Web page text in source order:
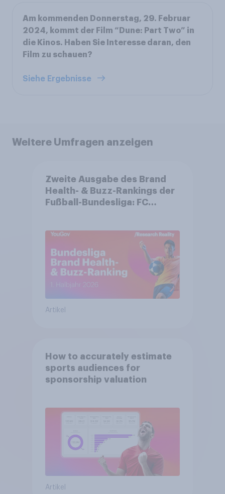
Am kommenden Donnerstag, 29. Februar
2024, kommt der Film “Dune: Part Two” in
die Kinos. Haben Sie Interesse daran, den
Film zu schauen?
Siehe Ergebnisse
Weitere Umfragen anzeigen
Zweite Ausgabe des Brand
Health- & Buzz-Rankings der
Fußball-Bundesliga: FC
Artikel
How to accurately estimate
sports audiences for
sponsorship valuation
Artikel